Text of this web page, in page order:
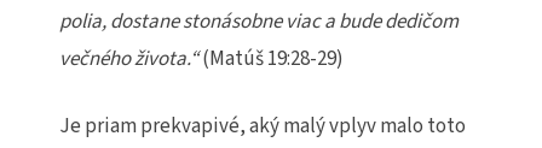
polia, dostane stonásobne viac abude dedičom
večnéhoživota.“(Matúš 19:28-29)
Je priam prekvapivé, aký malý vplyv malo toto